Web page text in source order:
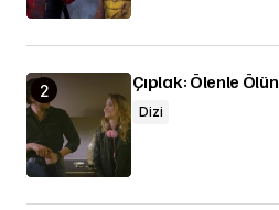
Çıplak: Ölenle
Dizi